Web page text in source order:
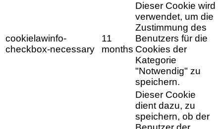
cookielawinfo-
checkbox-necessary
11
months
Dieser Cookie wird
verwendet, um die
Zustimmung des
Benutzers für die
Cookies der
Kategorie
"Notwendig" zu
speichern.
Dieser Cookie
dient dazu, zu
speichern, ob der